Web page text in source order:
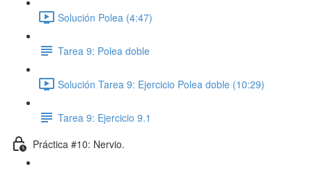
Solución Polea (4:47)
Tarea 9: Polea doble
Solución Tarea 9: Ejercicio Polea doble (10:29)
Tarea 9: Ejercicio 9.1
Práctica #10: Nervio.